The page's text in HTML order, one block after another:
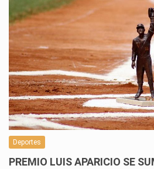
Deportes
PREMIO LUIS APARICIO SE